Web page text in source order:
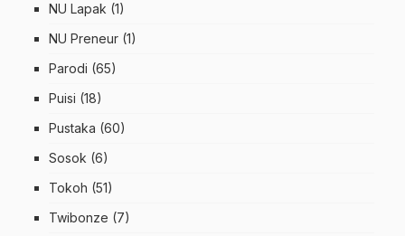
NU Lapak (1)
NU Preneur (1)
Parodi (65)
Puisi (18)
Pustaka (60)
Sosok (6)
Tokoh (51)
Twibonze (7)